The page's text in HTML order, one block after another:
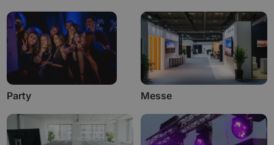
Party Messe